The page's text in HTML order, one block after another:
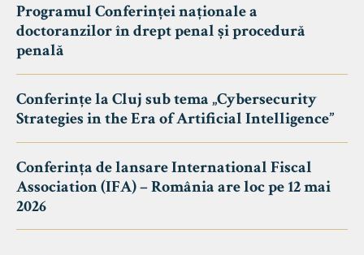
Programul Conferinței naționale a
doctoranzilor în drept penal și procedură
penală
Conferințe la Cluj sub tema „Cybersecurity
Strategies in the Era of Artificial Intelligence”
Conferința de lansare International Fiscal
Association (IFA) – România are loc pe 12 mai
2026